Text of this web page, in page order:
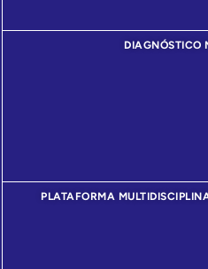
DIAGNÓSTICO
PLATAFORMA